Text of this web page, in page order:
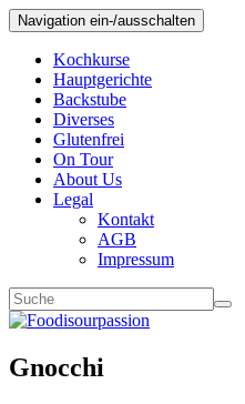
Navigation ein-/ausschalten
Kochkurse
Hauptgerichte
Backstube
Diverses
Glutenfrei
On Tour
About Us
Legal
Kontakt
AGB
Impressum
Gnocchi